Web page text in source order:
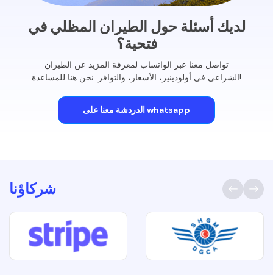
لديك أسئلة حول الطيران المظلي في
فتحية؟
تواصل معنا عبر الواتساب لمعرفة المزيد عن الطيران
الشراعي في أولودينيز، الأسعار، والتوافر. نحن هنا للمساعدة!
الدردشة معنا على whatsapp
شركاؤنا